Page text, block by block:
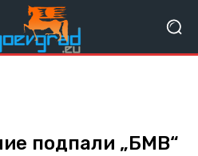
подпали „БМВ“